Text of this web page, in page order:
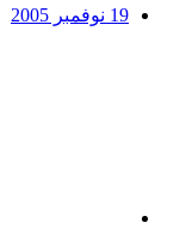
19 نوفمبر 2005